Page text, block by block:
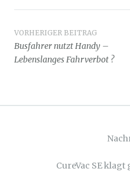
VORHERIGER BEITRAG
Busfahrer nutzt Handy –
Lebenslanges Fahrverbot ?
CureVac SE klagt